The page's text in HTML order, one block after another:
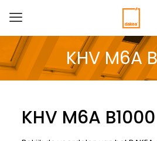
KHV M6A
KHV M6A B1000